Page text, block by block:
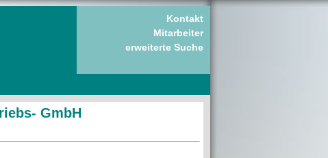
Kontakt
Mitarbeiter
erweiterte Suche
GmbH